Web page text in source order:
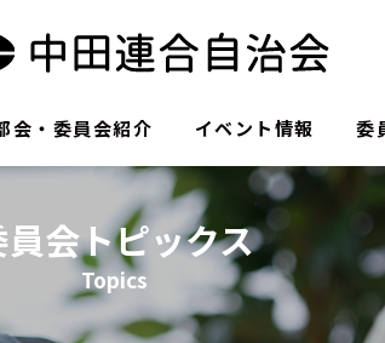
会・委員会紹介 イベント情報 委
員会トピックス
Topics